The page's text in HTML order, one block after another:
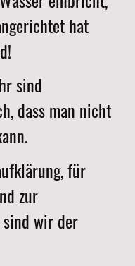
hat
sind
dass man nicht
für
zur
wir der